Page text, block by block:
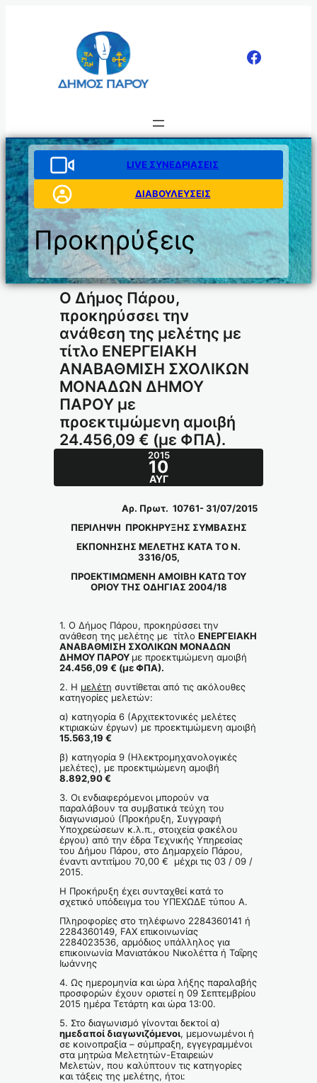
LIVE ΣΥΝΕΔΡΙΑΣΕΙΣ
ΔΙΑΒΟΥΛΕΥΣΕΙΣ
Προκηρύξεις
Ο Δήμος Πάρου,
προκηρύσσει την
ανάθεση της μελέτης με
τίτλο ΕΝΕΡΓΕΙΑΚΗ
ΑΝΑΒΑΘΜΙΣΗ ΣΧΟΛΙΚΩΝ
ΜΟΝΑΔΩΝ ΔΗΜΟΥ
ΠΑΡΟΥ με
προεκτιμώμενη αμοιβή
24.456,09 € (με ΦΠΑ).
2015
10
ΑΥΓ
Αρ. Πρωτ. 10761- 31/07/2015
ΠΕΡΙΛΗΨΗ ΠΡΟΚΗΡΥΞΗΣ ΣΥΜΒΑΣΗΣ
ΕΚΠΟΝΗΣΗΣ ΜΕΛΕΤΗΣ ΚΑΤΑ ΤΟ Ν.
3316/05,
ΠΡΟΕΚΤΙΜΩΜΕΝΗ ΑΜΟΙΒΗ ΚΑΤΩ ΤΟΥ
ΟΡΙΟΥ ΤΗΣ ΟΔΗΓΙΑΣ 2004/18
1. Ο Δήμος Πάρου, προκηρύσσει την
ανάθεση της μελέτης με τίτλο ΕΝΕΡΓΕΙΑΚΗ
ΑΝΑΒΑΘΜΙΣΗ ΣΧΟΛΙΚΩΝ ΜΟΝΑΔΩΝ
ΔΗΜΟΥ ΠΑΡΟΥ με προεκτιμώμενη αμοιβή
24.456,09 € (με ΦΠΑ).
2. Η μελέτη συντίθεται από τις ακόλουθες
κατηγορίες μελετών:
α) κατηγορία 6 (Αρχιτεκτονικές μελέτες
κτιριακών έργων) με προεκτιμώμενη αμοιβή
15.563,19 €
β) κατηγορία 9 (Ηλεκτρομηχανολογικές
μελέτες), με προεκτιμώμενη αμοιβή
8.892,90 €
3. Οι ενδιαφερόμενοι μπορούν να
παραλάβουν τα συμβατικά τεύχη του
διαγωνισμού (Προκήρυξη, Συγγραφή
Υποχρεώσεων κ.λ.π., στοιχεία φακέλου
έργου) από την έδρα Τεχνικής Υπηρεσίας
του Δήμου Πάρου, στο Δημαρχείο Πάρου,
έναντι αντιτίμου 70,00 € μέχρι τις 03 / 09 /
2015.
Η Προκήρυξη έχει συνταχθεί κατά το
σχετικό υπόδειγμα του ΥΠΕΧΩΔΕ τύπου Α.
Πληροφορίες στο τηλέφωνο 2284360141 ή
2284360149, FAX επικοινωνίας
2284023536, αρμόδιος υπάλληλος για
επικοινωνία Μανιατάκου Νικολέττα ή Ταΐρης
Ιωάννης
4. Ως ημερομηνία και ώρα λήξης παραλαβής
προσφορών έχουν οριστεί η 09 Σεπτεμβρίου
2015 ημέρα Τετάρτη και ώρα 13:00.
5. Στο διαγωνισμό γίνονται δεκτοί α)
ημεδαποί διαγωνιζόμενοι, μεμονωμένοι ή
σε κοινοπραξία – σύμπραξη, εγγεγραμμένοι
στα μητρώα Μελετητών-Εταιρειών
Μελετών, που καλύπτουν τις κατηγορίες
και τάξεις της μελέτης, ήτοι: